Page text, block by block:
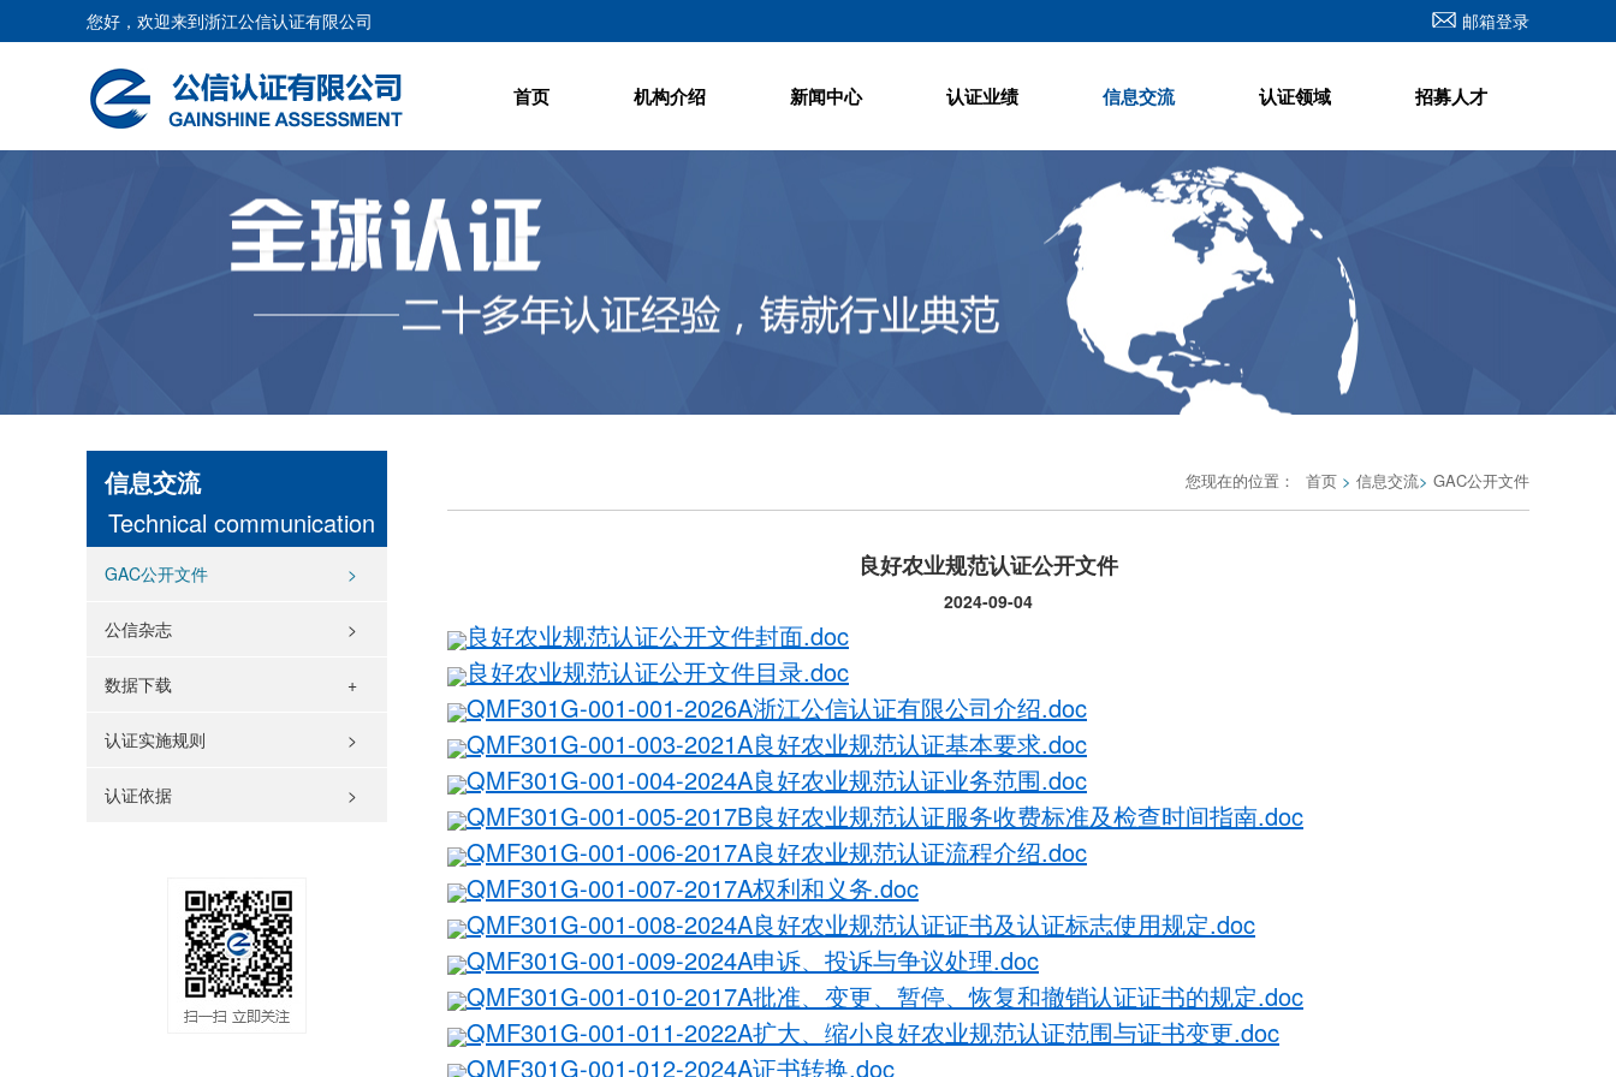
您好，欢迎来到浙江公信认证有限公司 邮箱登录
首页 机构介绍 新闻中心 认证业绩 信息交流 认证领域 招募人才
信息交流
Technical communication
GAC公开文件 >
公信杂志 >
数据下载
认证实施规则 >
认证依据 >
您现在的位置： 首页 > 信息交流> GAC公开文件
良好农业规范认证公开文件
2024-09-04
良好农业规范认证公开文件封面.doc
良好农业规范认证公开文件目录.doc
QMF301G-001-001-2026A浙江公信认证有限公司介绍.doc
QMF301G-001-003-2021A良好农业规范认证基本要求.doc
QMF301G-001-004-2024A良好农业规范认证业务范围.doc
QMF301G-001-005-2017B良好农业规范认证服务收费标准及检查时间指南.doc
QMF301G-001-006-2017A良好农业规范认证流程介绍.doc
QMF301G-001-007-2017A权利和义务.doc
QMF301G-001-008-2024A良好农业规范认证证书及认证标志使用规定.doc
QMF301G-001-009-2024A申诉、投诉与争议处理.doc
QMF301G-001-010-2017A批准、变更、暂停、恢复和撤销认证证书的规定.doc
QMF301G-001-011-2022A扩大、缩小良好农业规范认证范围与证书变更.doc
QMF301G-001-012-2024A证书转换.doc